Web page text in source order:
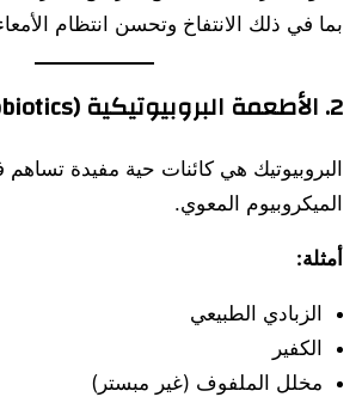
بما في ذلك الانتفاخ وتحسن انتظام
2. الأطعمة البروبيوتيكية (Probiotics)
البروبيوتيك هي كائنات حية مفيدة
الميكروبيوم المعوي.
أمثلة:
الزبادي الطبيعي
الكفير
مخلل الملفوف (غير مبستر)